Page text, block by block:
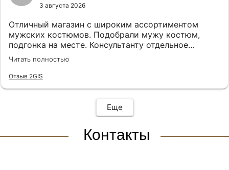
3 августа 2026
Отличный магазин с широким ассортиментом
мужских костюмов. Подобрали мужу костюм,
подгонка на месте. Консультанту отдельное
спасибо, подсказала, все подобрала! Спасибо!
Читать полностью
Отзыв 2GIS
Еще
Контакты